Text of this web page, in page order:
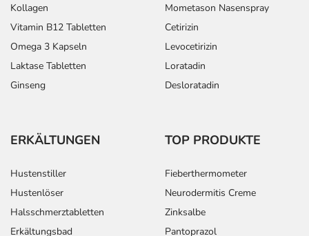
Für die Information an dieser Stelle werden vor allem
Nebenwirkungen berücksichtigt, die bei mindestens
einem von 1.000 behandelten Patienten auftreten.
Dosierung
Bei
Folgebehandlung:
1 Tablette 1-mal täglich
Bei
1/2 Tablette
Kollagen
Vitamin B12 Tabletten
Omega 3 Kapseln
Laktase Tabletten
Ginseng
Mometason Nasenspray
Cetirizin
Levocetirizin
Loratadin
Desloratadin
ERKÄLTUNGEN
Hustenstiller
Hustenlöser
Halsschmerztabletten
Erkältungsbad
TOP PRODUKTE
Fieberthermometer
Neurodermitis Creme
Zinksalbe
Pantoprazol